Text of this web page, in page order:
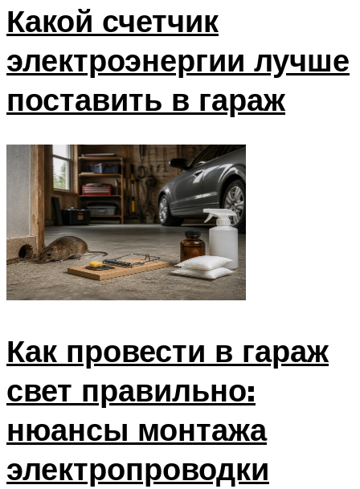
Какой счетчик
электроэнергии лучше
поставить в гараж
Как провести в гараж
свет правильно:
нюансы монтажа
электропроводки